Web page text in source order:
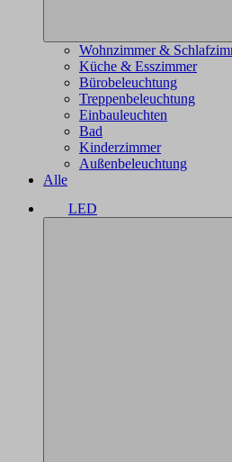
Wohnzimmer &
Küche & Esszimmer
Bürobeleuchtung
Treppenbeleuchtung
Einbauleuchten
Bad
Kinderzimmer
Außenbeleuchtung
Alle
LED